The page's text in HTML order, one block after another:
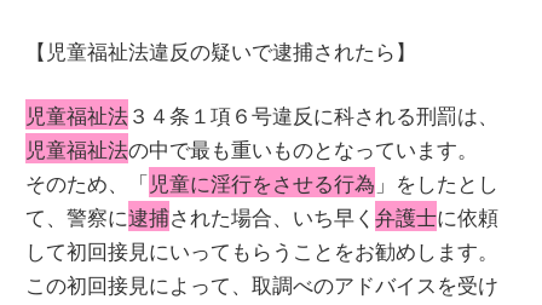
【児童福祉法違反の疑いで逮捕されたら】
児童福祉法３４条１項６号違反に科される刑罰は、
児童福祉法の中で最も重いものとなっています。
そのため、「児童に淫行をさせる行為 」をしたとし
て、警察に逮捕された場合、いち早く弁護士に依頼
して初回接見にいってもらうことをお勧めします。
この初回接見によって、取調べのアドバイスを受け